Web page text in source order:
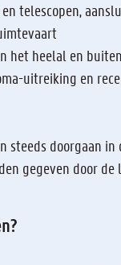
en telescopen,
het heelal en
uitreiking en
steeds doorgaan
gegeven door